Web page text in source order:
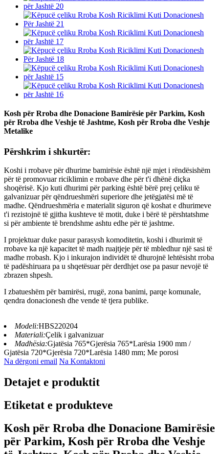
Kosh për Rroba dhe Donacione Bamirësie për Parkim, Kosh
për Rroba dhe Veshje të Jashtme, Kosh për Rroba dhe Veshje
Metalike
Përshkrim i shkurtër:
Koshi i rrobave për dhurime bamirësie është një mjet i rëndësishëm
për të promovuar riciklimin e rrobave dhe për t'i dhënë diçka
shoqërisë. Kjo kuti dhurimi për parking është bërë prej çeliku të
galvanizuar për qëndrueshmëri superiore dhe jetëgjatësi më të
madhe. Qëndrueshmëria e materialit siguron që koshat e dhurimeve
t'i rezistojnë të gjitha kushteve të motit, duke i bërë të përshtatshme
si për ambiente të brendshme ashtu edhe për të jashtme.
I projektuar duke pasur parasysh komoditetin, koshi i dhurimit të
rrobave ka një kapacitet të madh ruajtjeje për të mbledhur një sasi të
madhe rrobash. Kjo i inkurajon individët të dhurojnë lehtësisht rroba
të padëshiruara pa u shqetësuar për derdhjet ose pa pasur nevojë të
zbrazen shpesh.
I zbatueshëm për bamirësi, rrugë, zona banimi, parqe komunale,
qendra donacionesh dhe vende të tjera publike.
Modeli:HBS220204
Materiali:Çelik i galvanizuar
Madhësia:Gjatësia 765*Gjerësia 765*Larësia 1900 mm /
Gjatësia 720*Gjerësia 720*Larësia 1480 mm; Me porosi
Na dërgoni email Na Kontaktoni
Detajet e produktit
Etiketat e produkteve
Kosh për Rroba dhe Donacione Bamirësie
për Parkim, Kosh për Rroba dhe Veshje